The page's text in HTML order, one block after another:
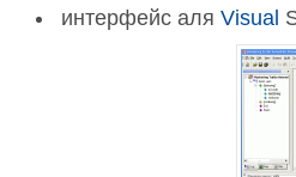
интерфейс аляVisual